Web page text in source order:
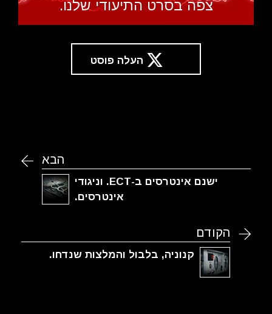
צפה בסרט התיעודי שלנו.
העלה פוסט
הקודם
קנוניה, בלבול והמלצות שנדחו.
הבא
ישנם אינטרסים ב-ECT. וניגודי
אינטרסים.